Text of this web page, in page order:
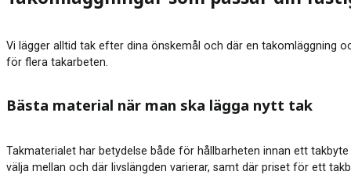
Vi lägger alltid tak efter dina önskemål och där en takomläggning
för flera takarbeten.
Bästa material när man ska lägga nytt tak
Takmaterialet har betydelse både för hållbarheten innan ett
välja mellan och där livslängden varierar, samt där priset för ett